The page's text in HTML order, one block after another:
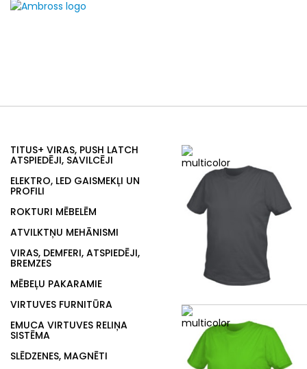
TITUS+ VIRAS, PUSH LATCH
ATSPIEDĒJI, SAVILCĒJI
ELEKTRO, LED GAISMEKĻI UN
PROFILI
ROKTURI MĒBELĒM
ATVILKTŅU MEHĀNISMI
VIRAS, DEMFERI, ATSPIEDĒJI,
BREMZES
MĒBEĻU PAKARAMIE
VIRTUVES FURNITŪRA
EMUCA VIRTUVES RELIŅA
SISTĒMA
SLĒDZENES, MAGNĒTI